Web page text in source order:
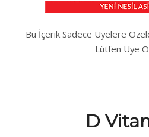
Bu İçerik Sadece Üyelere
Lütfen Üye
D